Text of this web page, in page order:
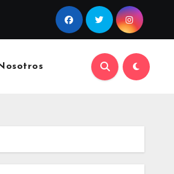
Nosotros